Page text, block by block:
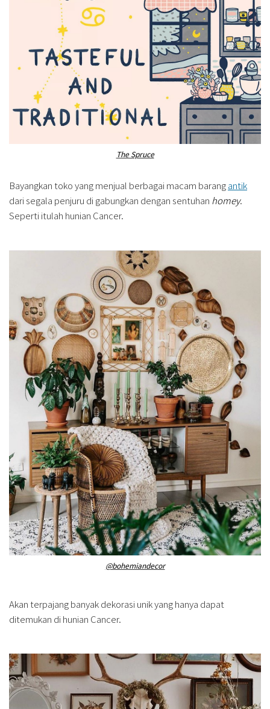
The Spruce
Bayangkan toko yang menjual berbagai macam barangantik
dari segala penjuru di gabungkan dengan sentuhan homey.
Seperti itulah hunian Cancer.
@bohemiandecor
Akan terpajang banyak dekorasi unik yang hanya dapat
ditemukan di hunian Cancer.